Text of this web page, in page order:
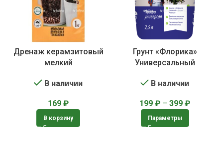
Дренаж керамзитовый
мелкий
В наличии
169 ₽
В корзину
Грунт «Флорика»
Универсальный
В наличии
199 ₽ – 399 ₽
Параметры